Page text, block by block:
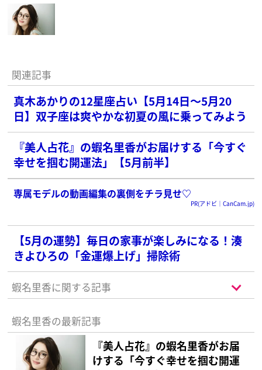
関連記事
真木あかりの12星座占い【5月14日〜5月20
日】双子座は爽やかな初夏の風に乗ってみよう
『美人占花』の蝦名里香がお届けする「今すぐ
幸せを掴む開運法」【5月前半】
専属モデルの動画編集の裏側をチラ見せ♡
PR(アドビ｜CanCam.jp)
【5月の運勢】毎日の家事が楽しみになる！湊
きよひろの「金運爆上げ」掃除術
蝦名里香に関する記事
蝦名里香の最新記事
『美人占花』の蝦名里香がお届
けする「今すぐ幸せを掴む開運